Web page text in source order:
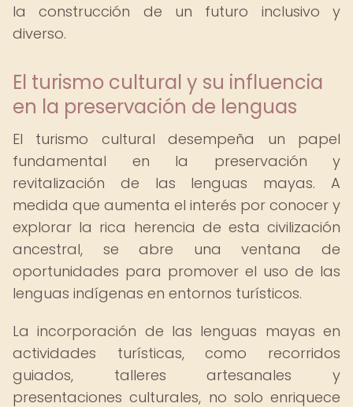
la construcción de un futuro inclusivo y
diverso.
El turismo cultural y su influencia
en la preservación de lenguas
El turismo cultural desempeña un papel
fundamental en la preservación y
revitalización de las lenguas mayas. A
medida que aumenta el interés por conocer y
explorar la rica herencia de esta civilización
ancestral, se abre una ventana de
oportunidades para promover el uso de las
lenguas indígenas en entornos turísticos.
La incorporación de las lenguas mayas en
actividades turísticas, como recorridos
guiados, talleres artesanales y
presentaciones culturales, no solo enriquece